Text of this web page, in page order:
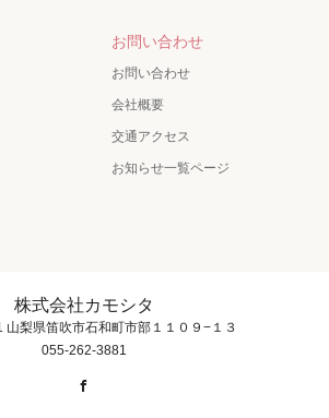
お問い合わせ
お問い合わせ
会社概要
交通アクセス
お知らせ一覧ページ
株式会社カモシタ
山梨県笛吹市石和町市部１１０９−１３
055-262-3881